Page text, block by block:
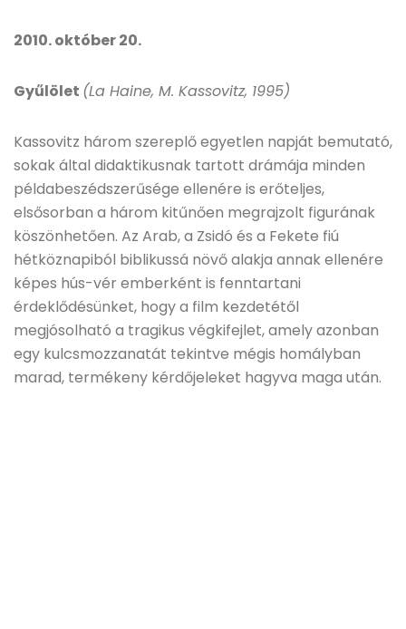
2010. október 20.
Gyűlölet (La Haine, M. Kassovitz, 1995)
Kassovitz három szereplő egyetlen napját bemutató,
sokak által didaktikusnak tartott drámája minden
példabeszédszerűsége ellenére is erőteljes,
elsősorban a három kitűnően megrajzolt figurának
köszönhetően. Az Arab, a Zsidó és a Fekete fiú
hétköznapiból biblikussá növő alakja annak ellenére
képes hús-vér emberként is fenntartani
érdeklődésünket, hogy a film kezdetétől
megjósolható a tragikus végkifejlet, amely azonban
egy kulcsmozzanatát tekintve mégis homályban
marad, termékeny kérdőjeleket hagyva maga után.